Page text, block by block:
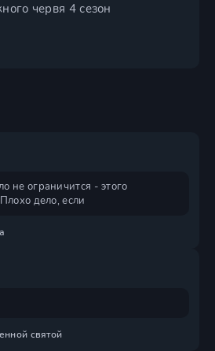
червя 4 сезон
не ограничится - этого
дело, если
святой